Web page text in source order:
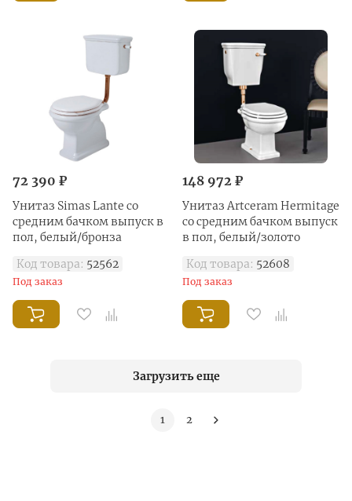
72 390 ₽
Унитаз Simas Lante со
средним бачком выпуск в
пол, белый/бронза
Код товара: 52562
Под заказ
148 972 ₽
Унитаз Artceram Hermitage
со средним бачком выпуск
в пол, белый/золото
Код товара: 52608
Под заказ
Загрузить еще
1 2